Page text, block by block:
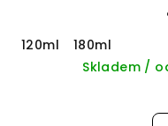
120ml
180ml
Skladem /